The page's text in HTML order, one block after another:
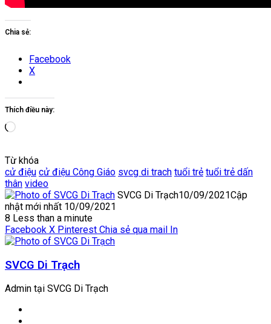
Chia sẻ:
Facebook
X
Thích điều này:
Đang
Từ khóa
cử điệu cử điệu Công Giáo svcg di trach tuổi trẻ tuổi trẻ dấn
thân video
SVCG Di Trạch10/09/2021Cập
nhật mới nhất 10/09/2021
8 Less than a minute
Facebook X Pinterest Chia sẻ qua mail In
SVCG Di Trạch
Admin tại SVCG Di Trạch